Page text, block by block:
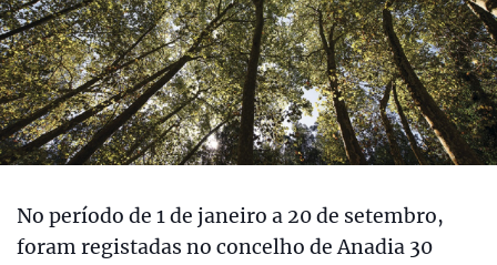
No período de 1 de janeiro a 20 de setembro,
foram registadas no concelho de Anadia 30